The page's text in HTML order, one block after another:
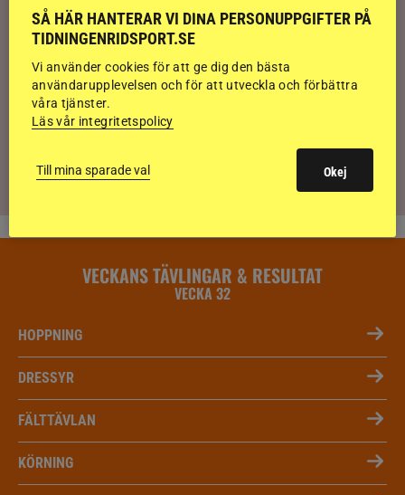
Ridsport Play: Grand Prix-tränaren avslöjar
sina knep – så blir hästen trygg överallt
Åtta månader efter hästsparken – Agnes
VECKANS TÄVLINGAR & RESULTAT
VECKA 32
HOPPNING
DRESSYR
FÄLTTÄVLAN
KÖRNING
SÅ HÄR HANTERAR VI DINA PERSONUPPGIFTER PÅ
TIDNINGENRIDSPORT.SE
Vi använder cookies för att ge dig den bästa
användarupplevelsen och för att utveckla och förbättra
våra tjänster.
Läs vår integritetspolicy
Till mina sparade val Okej